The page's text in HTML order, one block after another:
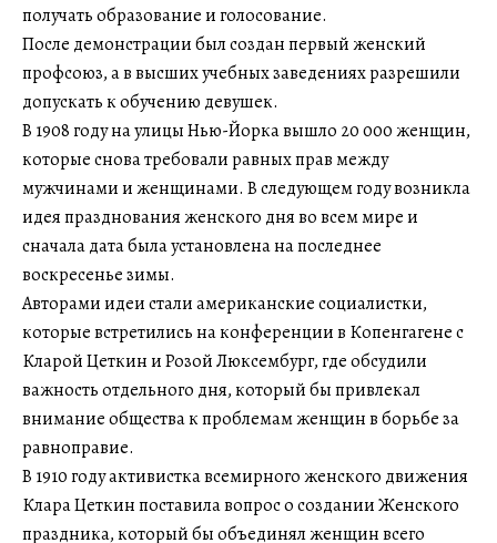
получать образование и голосование.
После демонстрации был создан первый женский
профсоюз, а в высших учебных заведениях разрешили
допускать к обучению девушек.
В 1908 году на улицы Нью-Йорка вышло 20 000 женщин,
которые снова требовали равных прав между
мужчинами и женщинами. В следующем году возникла
идея празднования женского дня во всем мире и
сначала дата была установлена на последнее
воскресенье зимы.
Авторами идеи стали американские социалистки,
которые встретились на конференции в Копенгагене с
Кларой Цеткин и Розой Люксембург, где обсудили
важность отдельного дня, который бы привлекал
внимание общества к проблемам женщин в борьбе за
равноправие.
В 1910 году активистка всемирного женского движения
Клара Цеткин поставила вопрос о создании Женского
праздника, который бы объединял женщин всего